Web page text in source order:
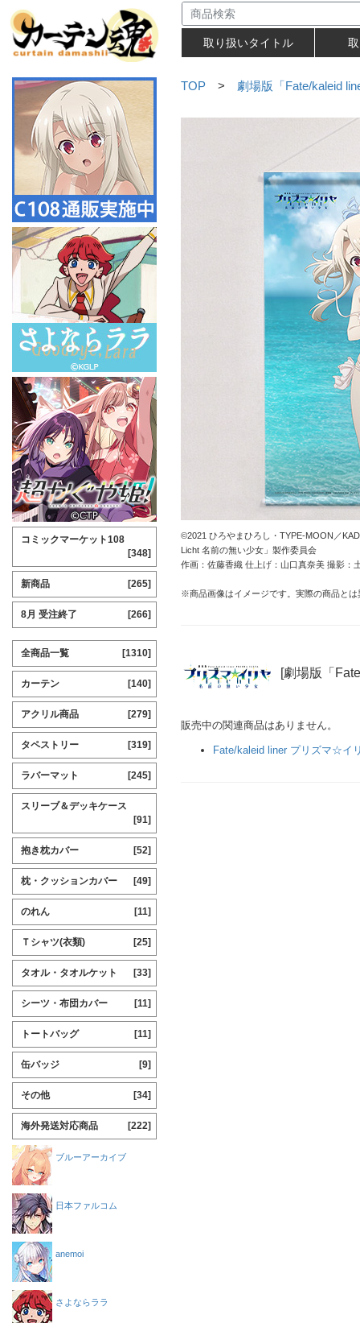
取り扱いタイトル
TOP > 劇場版「Fate/kaleid
©2021 ひろやまひろし・TYPE-MOON／
Licht 名前の無い少女」製作委員会
作画：佐藤香織 仕上げ：山口真奈美 撮影：
※商品画像はイメージです。実際の商品と
[劇場版「
販売中の関連商品はありません。
Fate/kaleid liner プリズマ☆イ
コミックマーケット108
[348]
新商品 [265]
8月 受注終了 [266]
全商品一覧 [1310]
カーテン [140]
アクリル商品 [279]
タペストリー [319]
ラバーマット [245]
スリーブ＆デッキケース
[91]
抱き枕カバー [52]
枕・クッションカバー [49]
のれん [11]
Ｔシャツ(衣類) [25]
タオル・タオルケット [33]
シーツ・布団カバー [11]
トートバッグ [11]
缶バッジ [9]
その他 [34]
海外発送対応商品 [222]
ブルーアーカイブ
日本ファルコム
anemoi
さよならララ